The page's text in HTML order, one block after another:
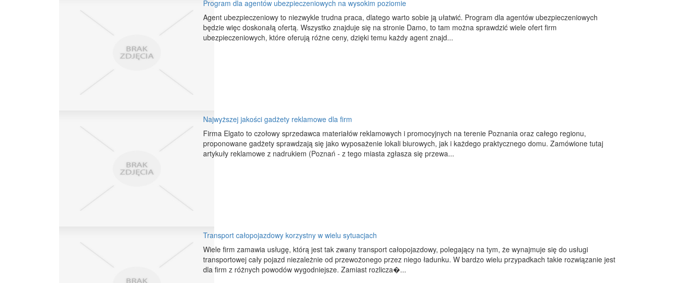
Program dla agentów ubezpieczeniowych na wysokim poziomie
Agent ubezpieczeniowy to niezwykle trudna praca, dlatego warto sobie ją ułatwić. Program dla agentów ubezpieczeniowych
będzie więc doskonałą ofertą. Wszystko znajduje się na stronie Damo, to tam można sprawdzić wiele ofert firm
ubezpieczeniowych, które oferują różne ceny, dzięki temu każdy agent znajd...
Najwyższej jakości gadżety reklamowe dla firm
Firma Elgato to czołowy sprzedawca materiałów reklamowych i promocyjnych na terenie Poznania oraz całego regionu,
proponowane gadżety sprawdzają się jako wyposażenie lokali biurowych, jak i każdego praktycznego domu. Zamówione tutaj
artykuły reklamowe z nadrukiem (Poznań - z tego miasta zgłasza się przewa...
Transport całopojazdowy korzystny w wielu sytuacjach
Wiele firm zamawia usługę, którą jest tak zwany transport całopojazdowy, polegający na tym, że wynajmuje się do usługi
transportowej cały pojazd niezależnie od przewożonego przez niego ładunku. W bardzo wielu przypadkach takie rozwiązanie jest
dla firm z różnych powodów wygodniejsze. Zamiast rozlicza�...